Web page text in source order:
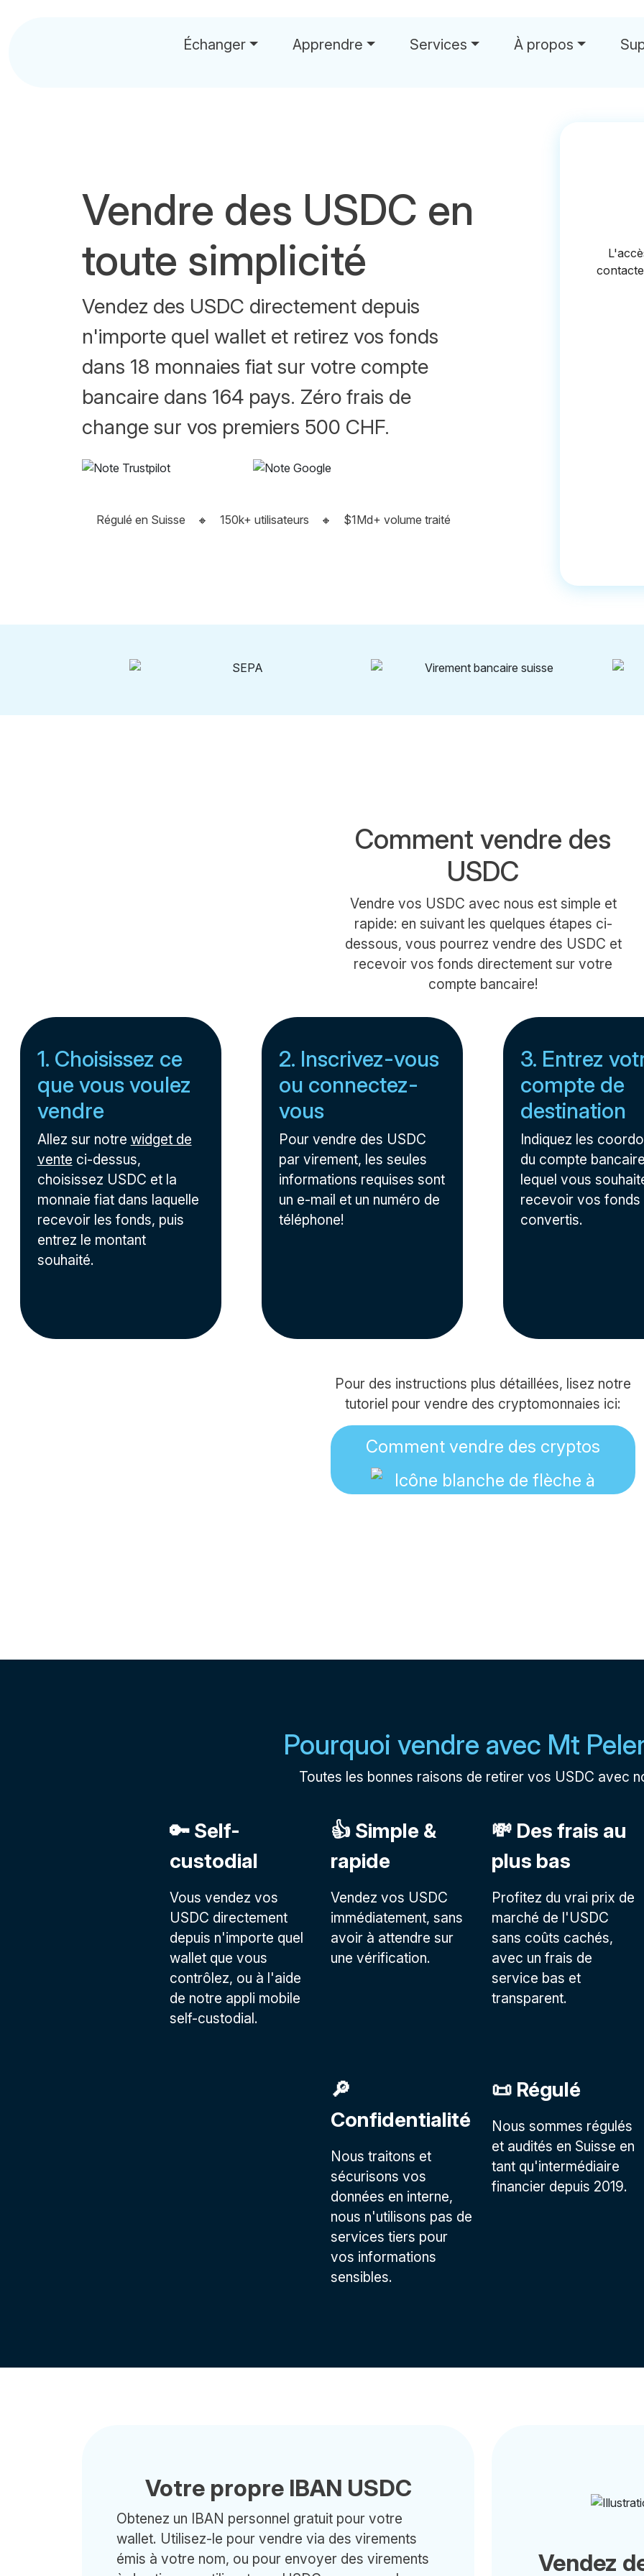
Échanger Apprendre Services À propos
Vendre des USDC en
toute simplicité
Vendez des USDC directement depuis
n'importe quel wallet et retirez vos fonds
dans 18 monnaies fiat sur votre compte
bancaire dans 164 pays. Zéro frais de
change sur vos premiers 500 CHF.
Régulé en Suisse 🔸 150k+ utilisateurs 🔸 $1Md+ volume traité
Comment vendre des
USDC
Vendre vos USDC avec nous est simple et
rapide: en suivant les quelques étapes ci-
dessous, vous pourrez vendre des USDC et
recevoir vos fonds directement sur votre
compte bancaire!
1. Choisissez ce
que vous voulez
vendre
Allez sur notre widget de
vente ci-dessus,
choisissez USDC et la
monnaie fiat dans laquelle
recevoir les fonds, puis
entrez le montant
souhaité.
2. Inscrivez-vous
ou connectez-
vous
Pour vendre des USDC
par virement, les seules
informations requises sont
un e-mail et un numéro de
téléphone!
3. Entrez
compte de
destination
Indiquez les
du compte
lequel vous
recevoir vos fonds
convertis.
Pour des instructions plus détaillées, lisez notre
tutoriel pour vendre des cryptomonnaies ici:
Comment vendre des cryptos
Pourquoi vendre avec Mt
Toutes les bonnes raisons de retirer vos USDC avec
🔑 Self-
custodial
Vous vendez vos
USDC directement
depuis n'importe quel
wallet que vous
contrôlez, ou à l'aide
de notre appli mobile
self-custodial.
👍 Simple &
rapide
Vendez vos USDC
immédiatement, sans
avoir à attendre sur
une vérification.
💸 Des frais au
plus bas
Profitez du vrai prix de
marché de l'USDC
sans coûts cachés,
avec un frais de
service bas et
transparent.
🔎
Confidentialité
Nous traitons et
sécurisons vos
données en interne,
nous n'utilisons pas de
services tiers pour
vos informations
sensibles.
📜 Régulé
Nous sommes régulés
et audités en Suisse en
tant qu'intermédiaire
financier depuis 2019.
Votre propre IBAN USDC
Obtenez un IBAN personnel gratuit pour votre
wallet. Utilisez-le pour vendre via des virements
émis à votre nom, ou pour envoyer des virements
Vendez